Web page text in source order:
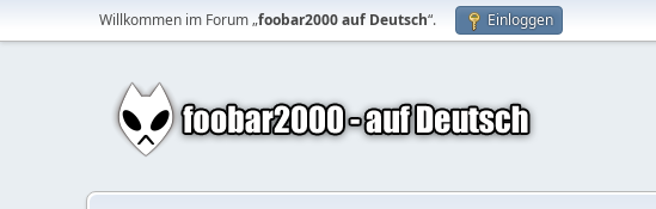
Willkommen im Forum „foobar2000 auf Deutsch“. Einloggen